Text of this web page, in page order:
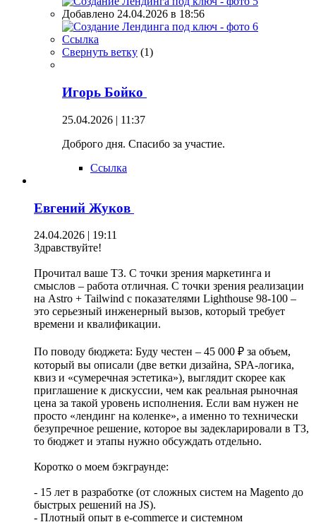
Добавлено 24.04.2026 в 18:56
Ссылка
Свернуть ветку (1)
Игорь Бойко
25.04.2026 | 11:37
Доброго дня. Спасибо за участие.
Ссылка
Евгений Жуков
24.04.2026 | 19:11
Здравствуйте!
Прочитал ваше ТЗ. С точки зрения маркетинга и
смыслов – работа отличная. С точки зрения реализации
на Astro + Tailwind с показателями Lighthouse 98-100 –
это серьезный инженерный вызов, который требует
времени и квалификации.
По поводу бюджета: Буду честен – 45 000 ₽ за объем,
который вы описали (две ветки дизайна, SPA-логика,
квиз и «сумеречная эстетика»), выглядит скорее как
приглашение к дискуссии, чем как реальная рыночная
цена за такой уровень исполнения. Если вам нужен не
просто «лендинг на коленке», а именно то технически
безупречное решение, которое вы задекларировали в ТЗ,
то бюджет и этапы нужно обсуждать отдельно.
Коротко о моем бэкграунде:
- 15 лет в разработке (от сложных систем на Magento до
быстрых решений на JS).
- Плотный опыт в e-commerce и системном